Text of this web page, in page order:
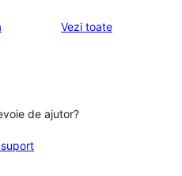
Vezi toaterecenziile
de ajutor?